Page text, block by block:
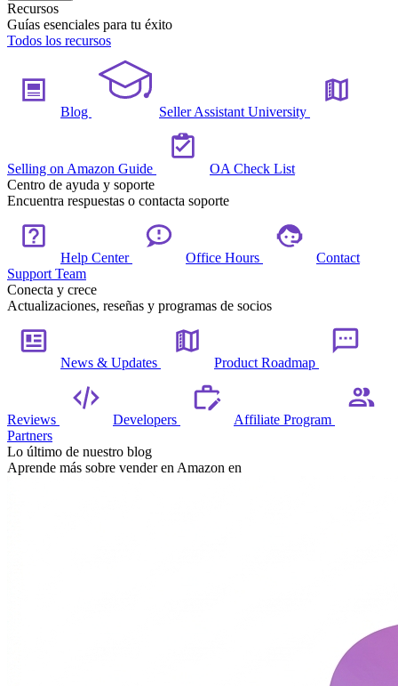
Recursos
Guías esenciales para tu éxito
Todos los recursos
Blog Seller Assistant University
Selling on Amazon Guide
OA Check List
Centro de ayuda y soporte
Encuentra respuestas o contacta soporte
Help Center Office Hours
Contact
Support Team
Conecta y crece
Actualizaciones, reseñas y programas de socios
News & Updates Product Roadmap
Reviews Developers
Affiliate Program
Partners
Lo último de nuestro blog
Aprende más sobre vender en Amazon en